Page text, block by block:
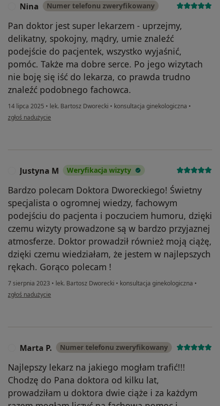
Nina Numer telefonu zweryfikowany
Pan doktor jest super lekarzem - uprzejmy,
delikatny, spokojny, mądry, umie znaleźć
podejście do pacjentek, wszystko wyjaśnić,
pomóc. Także ma dobre serce. Po jego wizytach
nie boję się iść do lekarza, co prawda trudno
znaleźć podobnego fachowca.
14 lipca 2025 • lek. Bartosz Dworecki • konsultacja ginekologiczna •
w opinii użytkownika Nina
zgłoś nadużycie
Justyna M Weryfikacja wizyty
Bardzo polecam Doktora Dworeckiego! Świetny
specjalista o ogromnej wiedzy, fachowym
podejściu do pacjenta i poczuciem humoru, dzięki
czemu wizyty prowadzone są w bardzo przyjaznej
atmosferze. Doktor prowadził również moją ciążę,
dzięki czemu wiedziałam, że jestem w najlepszych
rękach. Gorąco polecam !
7 sierpnia 2023 • lek. Bartosz Dworecki • konsultacja ginekologiczna •
w opinii użytkownika Justyna M
zgłoś nadużycie
Marta P. Numer telefonu zweryfikowany
Najlepszy lekarz na jakiego mogłam trafić!!!
Chodzę do Pana doktora od kilku lat,
prowadziłam u doktora dwie ciąże i za każdym